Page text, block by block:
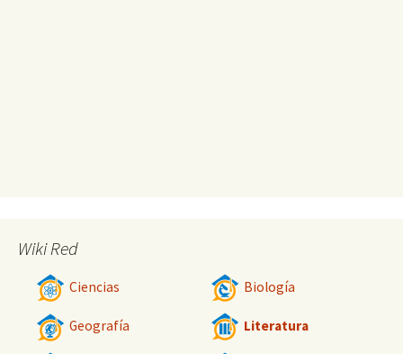
Wiki Red
Ciencias Biología
Geografía Literatura